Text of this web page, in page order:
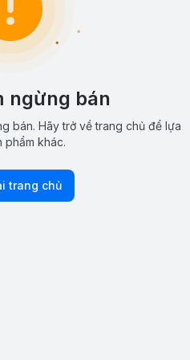
ngừng bán
bán. Hãy trở về trang chủ để lựa
phẩm khác.
trang chủ